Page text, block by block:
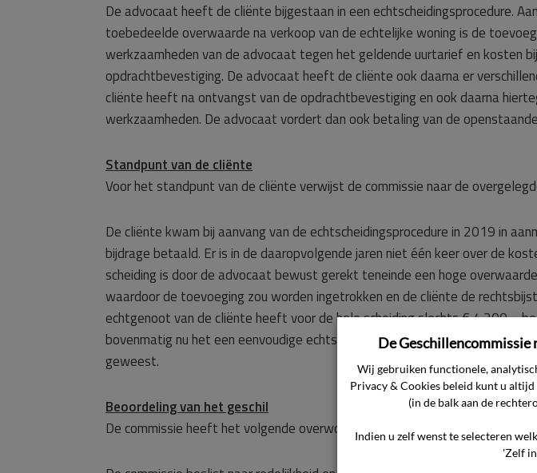
De advocaat heeft de cliënte bijgestaan in een echtscheidingsprocedure.
toebedeelde overwaarde na verkoop van de echtelijke woning is de
werkzaamheden van de advocaat tegen het geldende uurtarief en kosten
opdrachtbevestiging. De advocaat heeft de cliënte ook daarna er
cliënte heeft na ontvangst van de opdrachtbevestiging en ook daarna
werkzaamheden. De advocaat vordert dan ook betaling van de
Standpunt van de cliënte
Voor het standpunt van de cliënte verwijst de commissie naar de
De cliënte kwam bij aanvang van de echtscheidingsprocedure in 2019 in
bijdrage betaald. Er is in de daaropvolgende jaren niet één keer over de
scheiding is door de advocaat bewust gerekt teneinde een hoge
waardoor de toevoeging zou worden ingetrokken en de cliënte de
echtgenoot van de cliënte heeft voor de hele scheiding slechts € 4.200,–
bovenmatig nu het een eenvoudige echtscheiding betrof en het contact
geweest.
Beoordeling van het geschil
De commissie heeft het volgende overwogen.
De Geschillencommissie
Wij gebruiken functionele,
Privacy & Cookies beleid kunt u
(in de balk aan de
Indien u zelf wenst te selecteren
'Zelf